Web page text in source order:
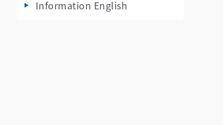
Information English